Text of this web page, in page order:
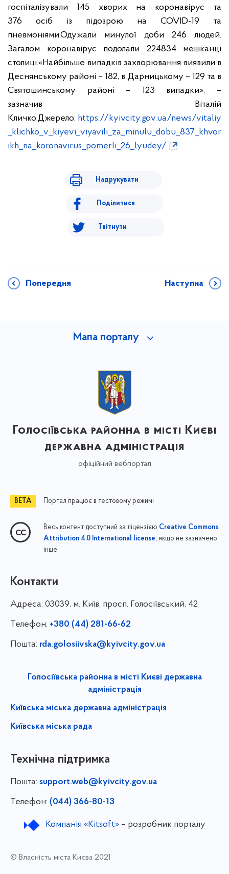
госпіталізували 145 хворих на коронавірус та
376 осіб із підозрою на COVID-19 та
пневмоніями.Одужали минулої доби 246 людей.
Загалом коронавірус подолали 224834 мешканці
столиці.«Найбільше випадків захворювання виявили в
Деснянському районі – 182, в Дарницькому – 129 та в
Святошинському районі – 123 випадки», –
зазначив
Віталій
Кличко.Джерело: https://kyivcity.gov.ua/news/vitaliy
_klichko_v_kiyevi_viyavili_za_minulu_dobu_837_khvor
ikh_na_koronavirus_pomerli_26_lyudey/
Надрукувати
Поділитися
Твітнути
Попередня Наступна
Мапа порталу
Голосіївська районна в місті Києві
державна адміністрація
офіційний вебпортал
Портал працює в тестовому режимі
Весь контент доступний за ліцензією Creative Commons
Attribution 4.0 International license, якщо не зазначено
інше
Контакти
Адреса: 03039, м. Київ, просп. Голосіївський, 42
Телефон: +380 (44) 281-66-62
Пошта: rda.golosiivska@kyivcity.gov.ua
Голосіївська районна в місті Києві державна
адміністрація
Київська міська державна адміністрація
Київська міська рада
Технічна підтримка
Пошта: support.web@kyivcity.gov.ua
Телефон: (044) 366-80-13
Компанія «Kitsoft»– розробник порталу
© Власність міста Києва 2021